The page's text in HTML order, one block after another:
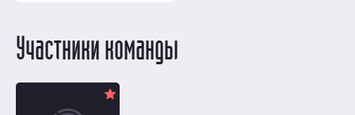
Участники команды